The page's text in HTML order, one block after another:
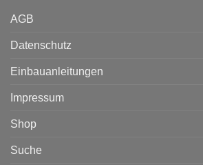
AGB
Datenschutz
Einbauanleitungen
Impressum
Shop
Suche